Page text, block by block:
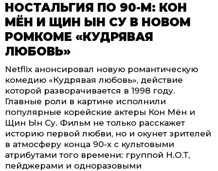
НОСТАЛЬГИЯ ПО 90-М: КОН
МЁН И ЩИН ЫН СУ В НОВОМ
РОМКОМЕ «КУДРЯВАЯ
ЛЮБОВЬ»
Netflix анонсировал новую романтическую
комедию «Кудрявая любовь», действие
которой разворачивается в 1998 году.
Главные роли в картине исполнили
популярные корейские актеры Кон Мён и
Щин Ын Су. Фильм не только расскажет
историю первой любви, но и окунет зрителей
в атмосферу конца 90-х с культовыми
атрибутами того времени: группой H.O.T,
пейджерами и одноразовыми